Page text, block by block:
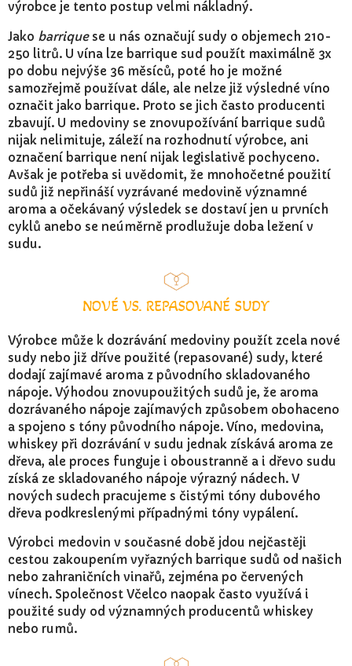
výrobce je tento postup velmi nákladný.
Jako barriquese u nás označují sudy o objemech 210-
250 litrů. U vína lze barrique sud použít maximálně 3x
po dobu nejvýše 36 měsíců, poté ho je možné
samozřejmě používat dále, ale nelze již výsledné víno
označit jako barrique. Proto se jich často producenti
zbavují. U medoviny se znovupožívání barrique sudů
nijak nelimituje, záleží na rozhodnutí výrobce, ani
označení barrique není nijak legislativě pochyceno.
Avšak je potřeba si uvědomit, že mnohočetné použití
sudů již nepřináší vyzrávané medovině významné
aroma a očekávaný výsledek se dostaví jen u prvních
cyklů anebo se neúměrně prodlužuje doba ležení v
sudu.
NOVÉ VS. REPASOVANÉ SUDY
Výrobce může k dozrávání medoviny použít zcela nové
sudy nebo již dříve použité (repasované) sudy, které
dodají zajímavé aroma z původního skladovaného
nápoje. Výhodou znovupoužitých sudů je, že aroma
dozrávaného nápoje zajímavých způsobem obohaceno
a spojeno s tóny původního nápoje. Víno, medovina,
whiskey při dozrávání v sudu jednak získává aroma ze
dřeva, ale proces funguje i oboustranně a i dřevo sudu
získá ze skladovaného nápoje výrazný nádech. V
nových sudech pracujeme s čistými tóny dubového
dřeva podkreslenými případnými tóny vypálení.
Výrobci medovin v současné době jdou nejčastěji
cestou zakoupením vyřazných barrique sudů od našich
nebo zahraničních vinařů, zejména po červených
vínech. Společnost Včelco naopak často využívá i
použité sudy od významných producentů whiskey
nebo rumů.